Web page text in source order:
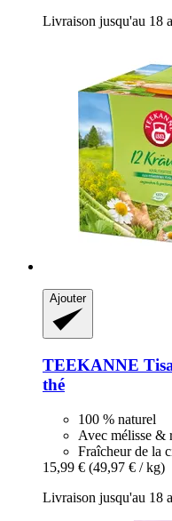
Livraison jusqu'au 18
Ajouter
TEEKANNE
thé
100 % naturel
Avec mélisse &
Fraîcheur de la
15,99 € (49,97 € / kg)
Livraison jusqu'au 18